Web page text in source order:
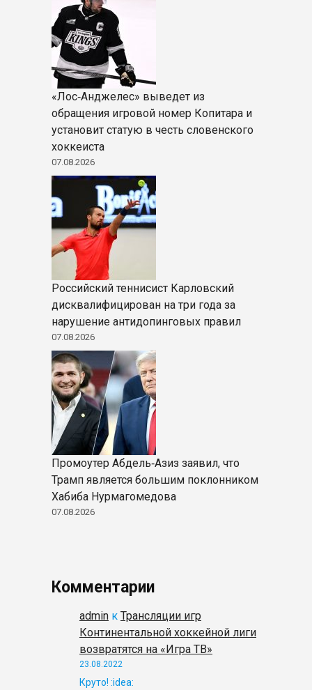
«Лос‑Анджелес» выведет из
обращения игровой номер Копитара и
установит статую в честь словенского
хоккеиста
07.08.2026
Российский теннисист Карловский
дисквалифицирован на три года за
нарушение антидопинговых правил
07.08.2026
Промоутер Абдель‑Азиз заявил, что
Трамп является большим поклонником
Хабиба Нурмагомедова
07.08.2026
Комментарии
admin к Трансляции игр
Континентальной хоккейной лиги
возвратятся на «Игра ТВ»
23.08.2022
Круто! :idea: